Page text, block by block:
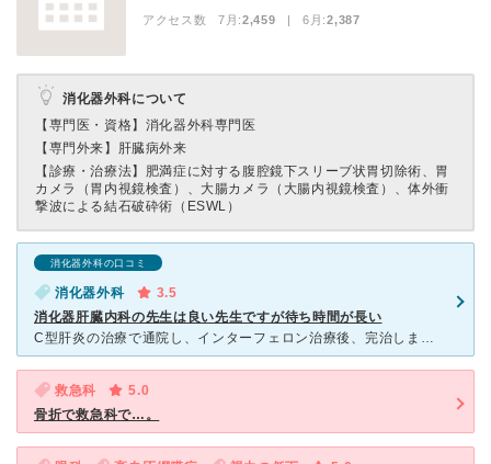
アクセス数 7月:2,459 | 6月:2,387
消化器外科について
【専門医・資格】 消化器外科専門医
【専門外来】 肝臓病外来
【診療・治療法】 肥満症に対する腹腔鏡下スリーブ状胃切除術、胃
カメラ（胃内視鏡検査）、大腸カメラ（大腸内視鏡検査）、体外衝
撃波による結石破砕術（ESWL）
消化器外科の口コミ
消化器外科
3.5
消化器肝臓内科の先生は良い先生ですが待ち時間が長い
C型肝炎の治療で通院し、インターフェロン治療後、完治しましたが、その後定期的に３か月に１度の通院をしています。C型肝炎治療の技術は非常に高く、多くの人がインターフェロン治療を受けていました。治療に多く
救急科
5.0
骨折で救急科で…。